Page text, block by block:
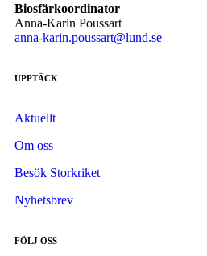
Biosfärkoordinator
Anna-Karin Poussart
anna-karin.poussart@lund.se
UPPTÄCK
Aktuellt
Om oss
Besök Storkriket
Nyhetsbrev
FÖLJ OSS